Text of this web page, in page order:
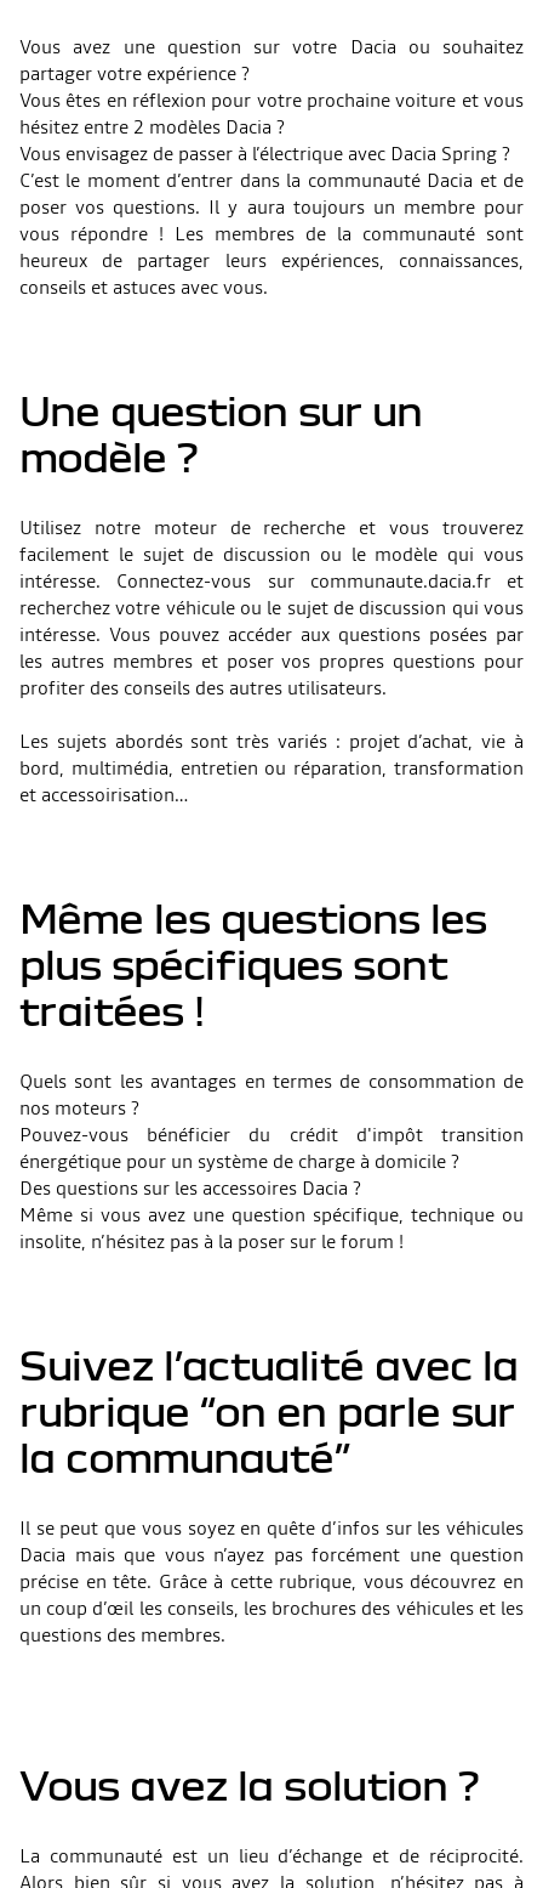
Vous avez une question sur votre Dacia ou souhaitez
partager votre expérience ?
Vous êtes en réflexion pour votre prochaine voiture et vous
hésitez entre 2 modèles Dacia ?
Vous envisagez de passer à l’électrique avec Dacia Spring ?
C’est le moment d’entrer dans la communauté Dacia et de
poser vos questions. Il y aura toujours un membre pour
vous répondre ! Les membres de la communauté sont
heureux de partager leurs expériences, connaissances,
conseils et astuces avec vous.
Une question sur un
modèle ?
Utilisez notre moteur de recherche et vous trouverez
facilement le sujet de discussion ou le modèle qui vous
intéresse. Connectez-vous sur communaute.dacia.fr et
recherchez votre véhicule ou le sujet de discussion qui vous
intéresse. Vous pouvez accéder aux questions posées par
les autres membres et poser vos propres questions pour
profiter des conseils des autres utilisateurs.
Les sujets abordés sont très variés : projet d’achat, vie à
bord, multimédia, entretien ou réparation, transformation
et accessoirisation…
Même les questions les
plus spécifiques sont
traitées !
Quels sont les avantages en termes de consommation de
nos moteurs ?
Pouvez-vous bénéficier du crédit d'impôt transition
énergétique pour un système de charge à domicile ?
Des questions sur les accessoires Dacia ?
Même si vous avez une question spécifique, technique ou
insolite, n’hésitez pas à la poser sur le forum !
Suivez l’actualité avec la
rubrique “on en parle sur
la communauté”
Il se peut que vous soyez en quête d’infos sur les véhicules
Dacia mais que vous n’ayez pas forcément une question
précise en tête. Grâce à cette rubrique, vous découvrez en
un coup d’œil les conseils, les brochures des véhicules et les
questions des membres.
Vous avez la solution ?
La communauté est un lieu d’échange et de réciprocité.
Alors bien sûr si vous avez la solution, n’hésitez pas à